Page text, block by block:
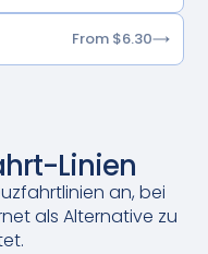
From $6.30
Linien
an, bei
als Alternative zu